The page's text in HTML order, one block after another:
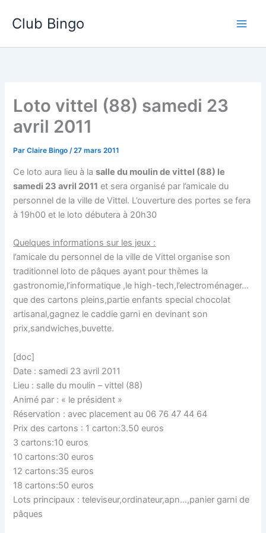
Club Bingo
Loto vittel (88) samedi 23
avril 2011
ParClaire Bingo/27 mars 2011
Ce loto aura lieu à lasalle du moulin de vittel (88) le
samedi 23 avril 2011 et sera organisé par l’amicale du
personnel de la ville de Vittel. L’ouverture des portes se fera
à 19h00 et le loto débutera à 20h30
Quelques informations sur les jeux :
l’amicale du personnel de la ville de Vittel organise son
traditionnel loto de pâques ayant pour thèmes la
gastronomie,l’informatique ,le high-tech,l’electroménager…
que des cartons pleins,partie enfants special chocolat
artisanal,gagnez le caddie garni en devinant son
prix,sandwiches,buvette.
[doc]
Date : samedi 23 avril 2011
Lieu : salle du moulin – vittel (88)
Animé par : « le président »
Réservation : avec placement au 06 76 47 44 64
Prix des cartons : 1 carton:3.50 euros
3 cartons:10 euros
10 cartons:30 euros
12 cartons:35 euros
18 cartons:50 euros
Lots principaux : televiseur,ordinateur,apn…,panier garni de
pâques